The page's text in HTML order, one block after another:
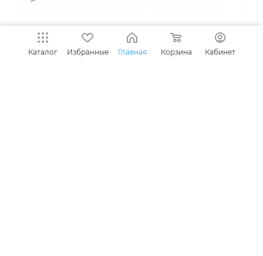
Каталог Избранные Главная Корзина Кабинет